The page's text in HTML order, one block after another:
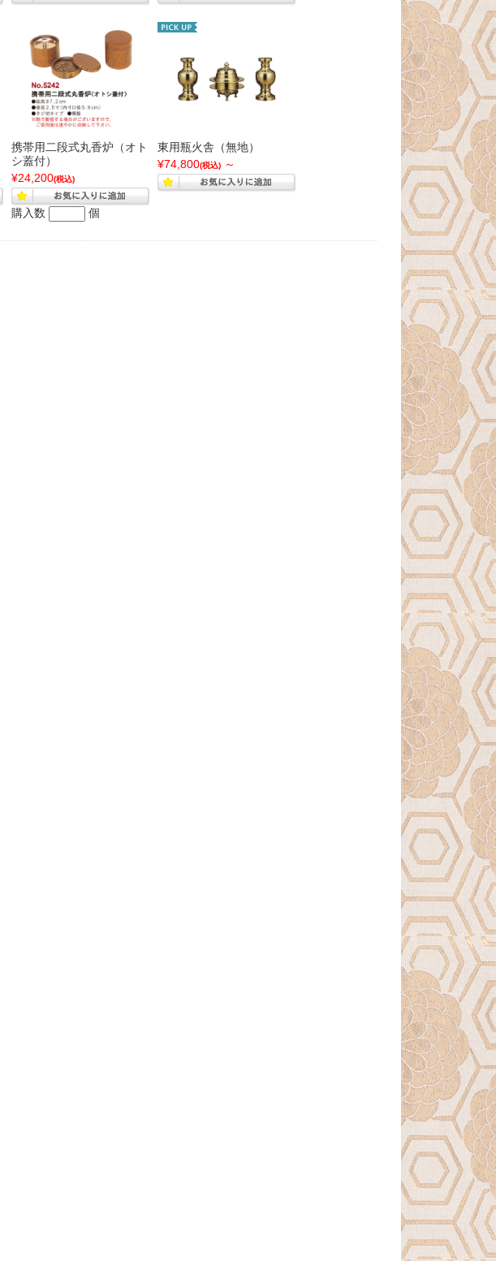
携帯用二段式丸香炉（オト
シ蓋付）
¥24,200(税込)
購入数 個
東用瓶火舎（無地）
¥74,800(税込) ～